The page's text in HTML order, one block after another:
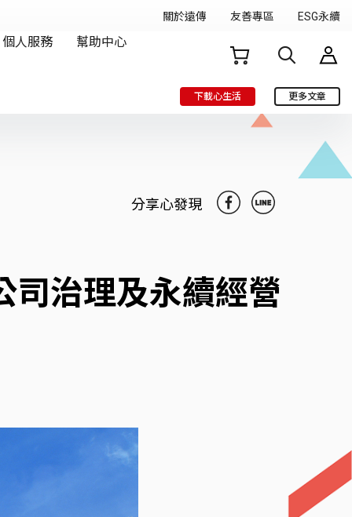
下載心生活 更多文章
分享心發現
司治理及永續經營